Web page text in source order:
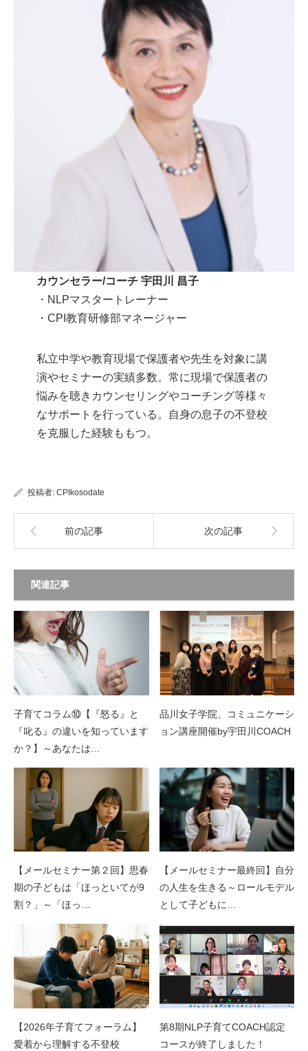
カウンセラー/コーチ 宇田川 昌子
・NLPマスタートレーナー
・CPI教育研修部マネージャー
私立中学や教育現場で保護者や先生を対象に講
演やセミナーの実績多数。常に現場で保護者の
悩みを聴きカウンセリングやコーチング等様々
なサポートを行っている。自身の息子の不登校
を克服した経験ももつ。
投稿者: CPIkosodate
前の記事 次の記事
関連記事
子育てコラム⑩【『怒る』と
『叱る』の違いを知っています
か？】～あなたは…
品川女子学院、コミュニケーシ
ョン講座開催by宇田川COACH
【メールセミナー第２回】思春
期の子どもは「ほっといてが9
割？」～「ほっ…
【メールセミナー最終回】自分
の人生を生きる～ロールモデル
として子どもに…
【2026年子育てフォーラム】
愛着から理解する不登校
第8期NLP子育てCOACH認定
コースが終了しました！